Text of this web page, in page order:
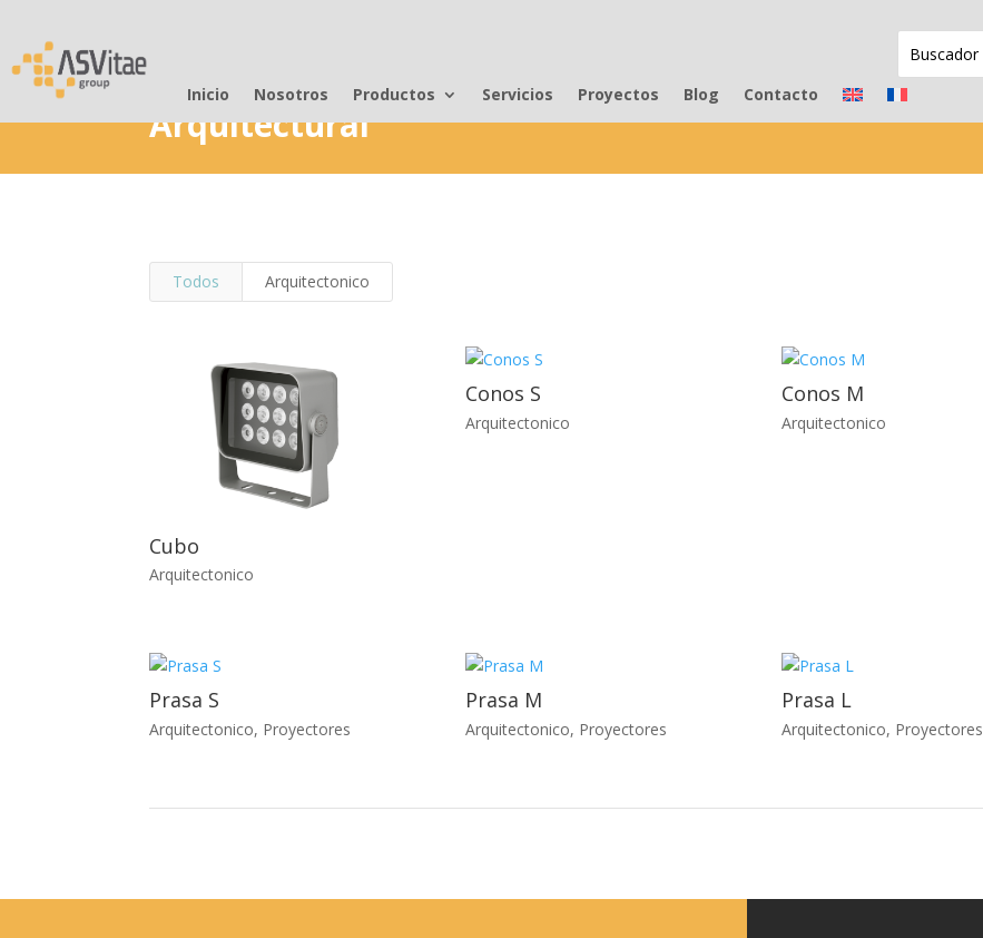
Inicio Nosotros Productos Servicios Proyectos Blog Contacto
Arquitectural
Todos Arquitectonico
Cubo
Arquitectonico
Conos S
Arquitectonico
Conos M
Arquitectonico
Prasa S
Arquitectonico, Proyectores
Prasa M
Arquitectonico, Proyectores
Prasa L
Arquitectonico, Proyectores